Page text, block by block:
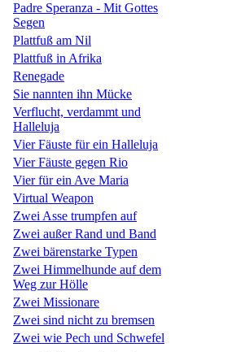
Padre Speranza - Mit Gottes
Segen
Plattfuß am Nil
Plattfuß in Afrika
Renegade
Sie nannten ihn Mücke
Verflucht, verdammt und
Halleluja
Vier Fäuste für ein Halleluja
Vier Fäuste gegen Rio
Vier für ein Ave Maria
Virtual Weapon
Zwei Asse trumpfen auf
Zwei außer Rand und Band
Zwei bärenstarke Typen
Zwei Himmelhunde auf dem
Weg zur Hölle
Zwei Missionare
Zwei sind nicht zu bremsen
Zwei wie Pech und Schwefel